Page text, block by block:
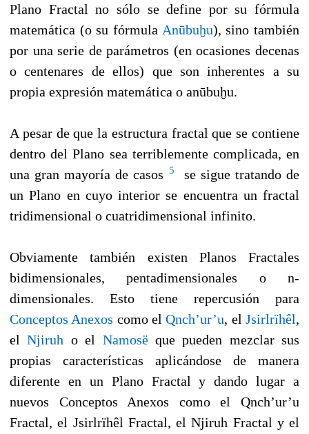
Plano Fractal no sólo se define por su fórmula
matemática (o su fórmula Anūbuḫu), sino también
por una serie de parámetros (en ocasiones decenas
o centenares de ellos) que son inherentes a su
propia expresión matemática o anūbuḫu.
A pesar de que la estructura fractal que se contiene
dentro del Plano sea terriblemente complicada, en
una gran mayoría de casos 5
se sigue tratando de
un Plano en cuyo interior se encuentra un fractal
tridimensional o cuatridimensional infinito.
Obviamente también existen Planos Fractales
bidimensionales, pentadimensionales o n-
dimensionales. Esto tiene repercusión para
Conceptos Anexos como elQnch’ur’u, elJsirlrïhêl,
elNjiruh o el Namosëque pueden mezclar sus
propias características aplicándose de manera
diferente en un Plano Fractal y dando lugar a
nuevos Conceptos Anexos como el Qnch’ur’u
Fractal, el Jsirlrïhêl Fractal, el Njiruh Fractal y el